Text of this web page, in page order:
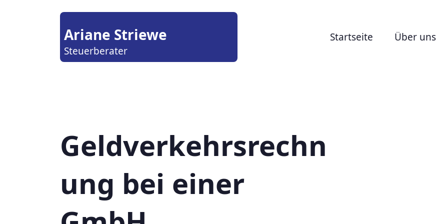
Ariane Striewe
Steuerberater
Startseite Über uns
Geldverkehrsrechn
ung bei einer